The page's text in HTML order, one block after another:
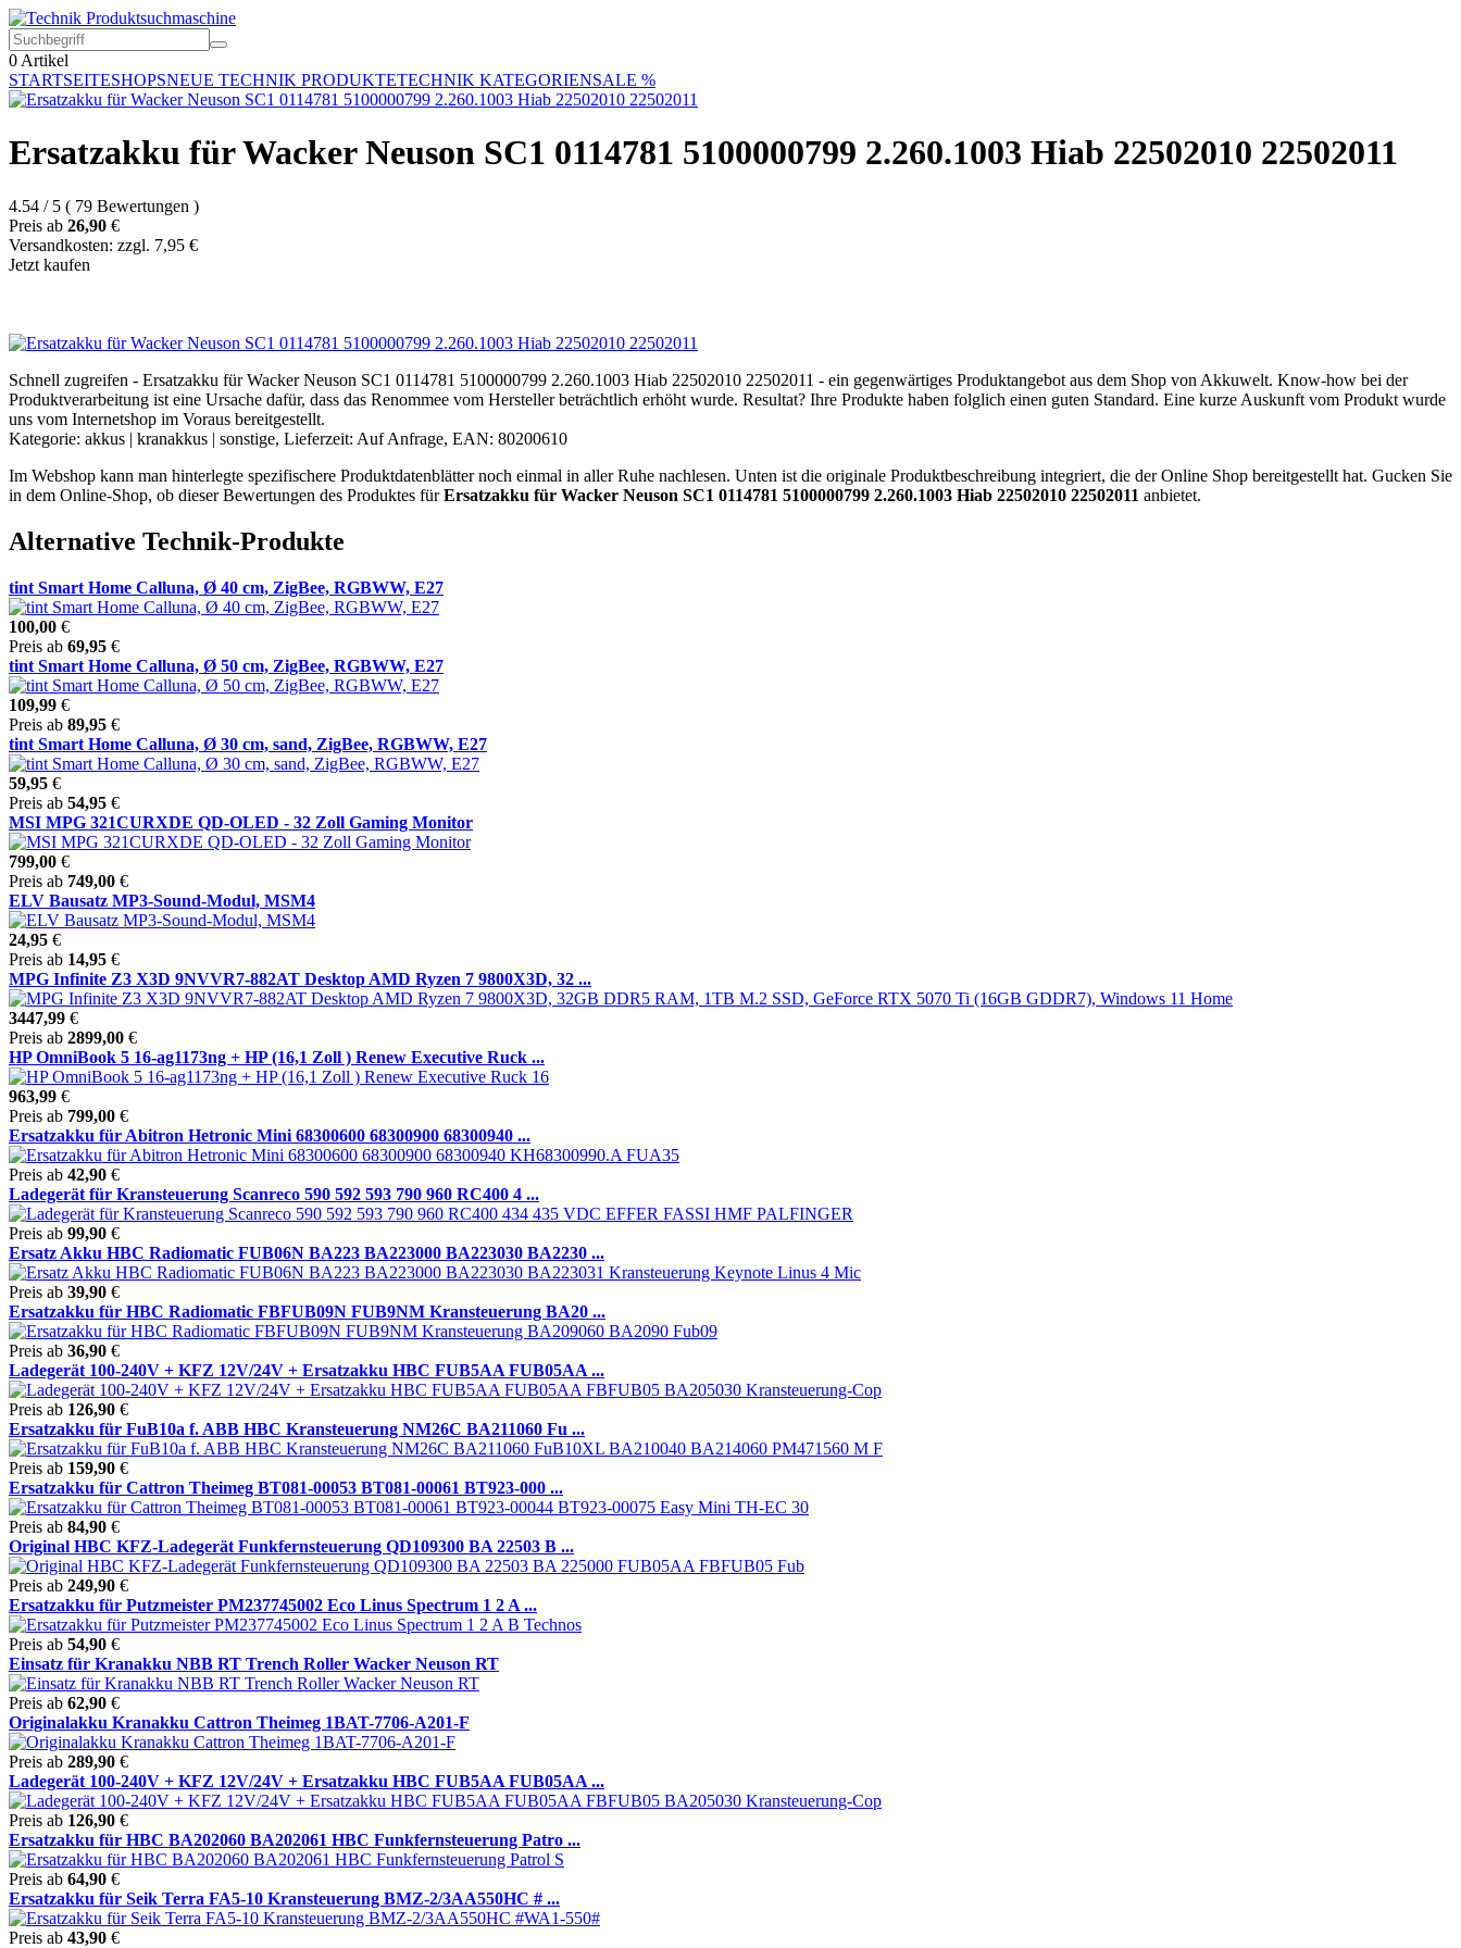
0 Artikel
STARTSEITESHOPSNEUE TECHNIK PRODUKTETECHNIK KATEGORIENSALE %
Ersatzakku für Wacker Neuson SC1 0114781 5100000799 2.260.1003 Hiab 22502010 22502011
4.54 / 5 ( 79 Bewertungen )
Preis ab 26,90 €
Versandkosten: zzgl. 7,95 €
Jetzt kaufen
Schnell zugreifen - Ersatzakku für Wacker Neuson SC1 0114781 5100000799 2.260.1003 Hiab 22502010 22502011 - ein gegenwärtiges Produktangebot aus dem Shop von Akkuwelt. Know-how bei der
Produktverarbeitung ist eine Ursache dafür, dass das Renommee vom Hersteller beträchtlich erhöht wurde. Resultat? Ihre Produkte haben folglich einen guten Standard. Eine kurze Auskunft vom Produkt wurde
uns vom Internetshop im Voraus bereitgestellt.
Kategorie: akkus | kranakkus | sonstige, Lieferzeit: Auf Anfrage, EAN: 80200610
Im Webshop kann man hinterlegte spezifischere Produktdatenblätter noch einmal in aller Ruhe nachlesen. Unten ist die originale Produktbeschreibung integriert, die der Online Shop bereitgestellt hat. Gucken Sie
in dem Online-Shop, ob dieser Bewertungen des Produktes fürErsatzakku für Wacker Neuson SC1 0114781 5100000799 2.260.1003 Hiab 22502010 22502011 anbietet.
Alternative Technik-Produkte
tint Smart Home Calluna, Ø 40 cm, ZigBee, RGBWW, E27
100,00 €
Preis ab 69,95 €
tint Smart Home Calluna, Ø 50 cm, ZigBee, RGBWW, E27
109,99 €
Preis ab 89,95 €
tint Smart Home Calluna, Ø 30 cm, sand, ZigBee, RGBWW, E27
59,95 €
Preis ab 54,95 €
MSI MPG 321CURXDE QD-OLED - 32 Zoll Gaming Monitor
799,00 €
Preis ab 749,00 €
ELV Bausatz MP3-Sound-Modul, MSM4
24,95 €
Preis ab 14,95 €
MPG Infinite Z3 X3D 9NVVR7-882AT Desktop AMD Ryzen 7 9800X3D, 32 ...
3447,99 €
Preis ab 2899,00 €
HP OmniBook 5 16-ag1173ng + HP (16,1 Zoll ) Renew Executive Ruck ...
963,99 €
Preis ab 799,00 €
Ersatzakku für Abitron Hetronic Mini 68300600 68300900 68300940 ...
Preis ab 42,90 €
Ladegerät für Kransteuerung Scanreco 590 592 593 790 960 RC400 4 ...
Preis ab 99,90 €
Ersatz Akku HBC Radiomatic FUB06N BA223 BA223000 BA223030 BA2230 ...
Preis ab 39,90 €
Ersatzakku für HBC Radiomatic FBFUB09N FUB9NM Kransteuerung BA20 ...
Preis ab 36,90 €
Ladegerät 100-240V + KFZ 12V/24V + Ersatzakku HBC FUB5AA FUB05AA ...
Preis ab 126,90 €
Ersatzakku für FuB10a f. ABB HBC Kransteuerung NM26C BA211060 Fu ...
Preis ab 159,90 €
Ersatzakku für Cattron Theimeg BT081-00053 BT081-00061 BT923-000 ...
Preis ab 84,90 €
Original HBC KFZ-Ladegerät Funkfernsteuerung QD109300 BA 22503 B ...
Preis ab 249,90 €
Ersatzakku für Putzmeister PM237745002 Eco Linus Spectrum 1 2 A ...
Preis ab 54,90 €
Einsatz für Kranakku NBB RT Trench Roller Wacker Neuson RT
Preis ab 62,90 €
Originalakku Kranakku Cattron Theimeg 1BAT-7706-A201-F
Preis ab 289,90 €
Ladegerät 100-240V + KFZ 12V/24V + Ersatzakku HBC FUB5AA FUB05AA ...
Preis ab 126,90 €
Ersatzakku für HBC BA202060 BA202061 HBC Funkfernsteuerung Patro ...
Preis ab 64,90 €
Ersatzakku für Seik Terra FA5-10 Kransteuerung BMZ-2/3AA550HC # ...
Preis ab 43,90 €